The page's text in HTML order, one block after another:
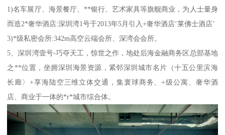
1)名车展厅、海景餐厅、**银行、艺术家具等旗舰商业，为人士量身
而造2*奢华酒店:深圳湾1号于2013年5月引入+奢华酒店‘莱佛士酒店’
3)*级私密会所:342m高空云端会所、深湾会会所。
5、深圳湾壹号-巧夺天工，惊世之作，地处后海金融商务区总部基地
之**位置，坐拥深圳海景资源，紧邻深圳城市名片（十五公里滨海
长廊〉+享海陆空三维立体交通，集寰球商务、+级公寓、奢华酒
店、商业于一体的*r*城市综合体。